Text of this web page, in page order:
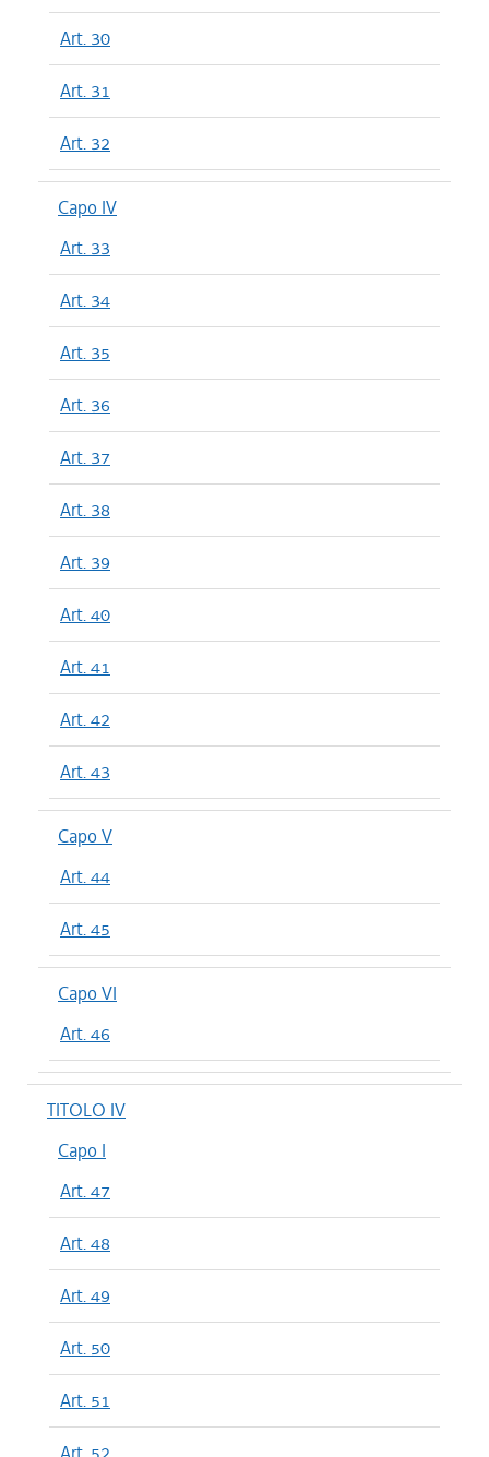
Art. 30
Art. 31
Art. 32
Capo IV
Art. 33
Art. 34
Art. 35
Art. 36
Art. 37
Art. 38
Art. 39
Art. 40
Art. 41
Art. 42
Art. 43
Capo V
Art. 44
Art. 45
Capo VI
Art. 46
TITOLO IV
Capo I
Art. 47
Art. 48
Art. 49
Art. 50
Art. 51